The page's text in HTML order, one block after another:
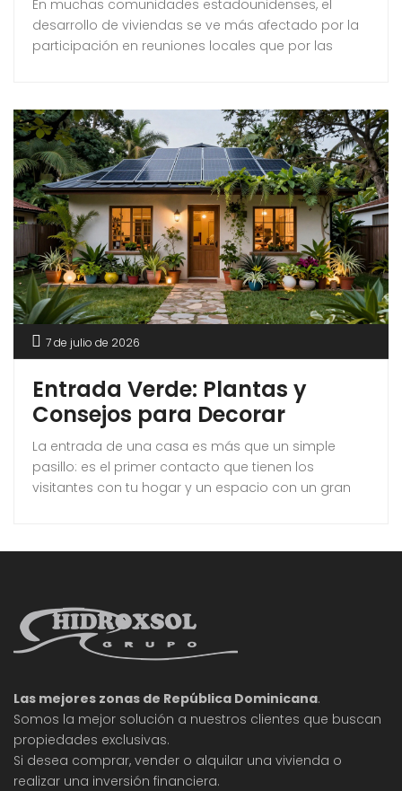
En muchas comunidades estadounidenses, el
desarrollo de viviendas se ve más afectado por la
participación en reuniones locales que por las
que se presentan, organizan y hablan en foros
públicos, mientras que las voces de la comunidad
más amplia quedan relegadas. Este artículo
analiza las dinámicas de poder
7 de julio de 2026
Entrada Verde: Plantas y
Consejos para Decorar
La entrada de una casa es más que un simple
pasillo: es el primer contacto que tienen los
visitantes con tu hogar y un espacio con un gran
gastos; con las plantas adecuadas y algunos
Las mejores zonas de República Dominicana.
Somos la mejor solución a nuestros clientes que buscan
propiedades exclusivas.
Si desea comprar, vender o alquilar una vivienda o
realizar una inversión financiera.